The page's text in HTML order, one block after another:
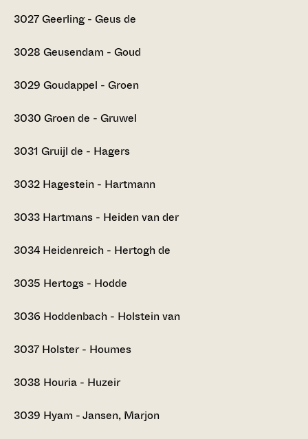
3027Geerling - Geus de
3028 Geusendam - Goud
3029 Goudappel - Groen
3030 Groen de - Gruwel
3031 Gruijl de - Hagers
3032 Hagestein - Hartmann
3033 Hartmans - Heiden van der
3034 Heidenreich - Hertogh de
3035 Hertogs - Hodde
3036 Hoddenbach - Holstein van
3037 Holster - Houmes
3038 Houria - Huzeir
3039 Hyam - Jansen, Marjon